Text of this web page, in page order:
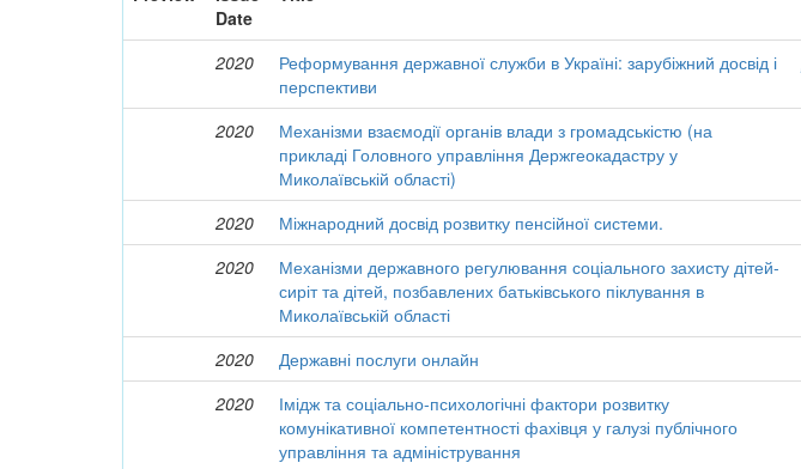
Date
2020
Реформування державної служби в Україні: зарубіжний досвід і
перспективи
2020
Механізми взаємодії органів влади з громадськістю (на
прикладі Головного управління Держгеокадастру у
Миколаївській області)
2020 Міжнародний досвід розвитку пенсійної системи.
2020
Механізми державного регулювання соціального захисту дітей-
сиріт та дітей, позбавлених батьківського піклування в
Миколаївській області
2020 Державні послуги онлайн
2020
Імідж та соціально-психологічні фактори розвитку
комунікативної компетентності фахівця у галузі публічного
управління та адміністрування